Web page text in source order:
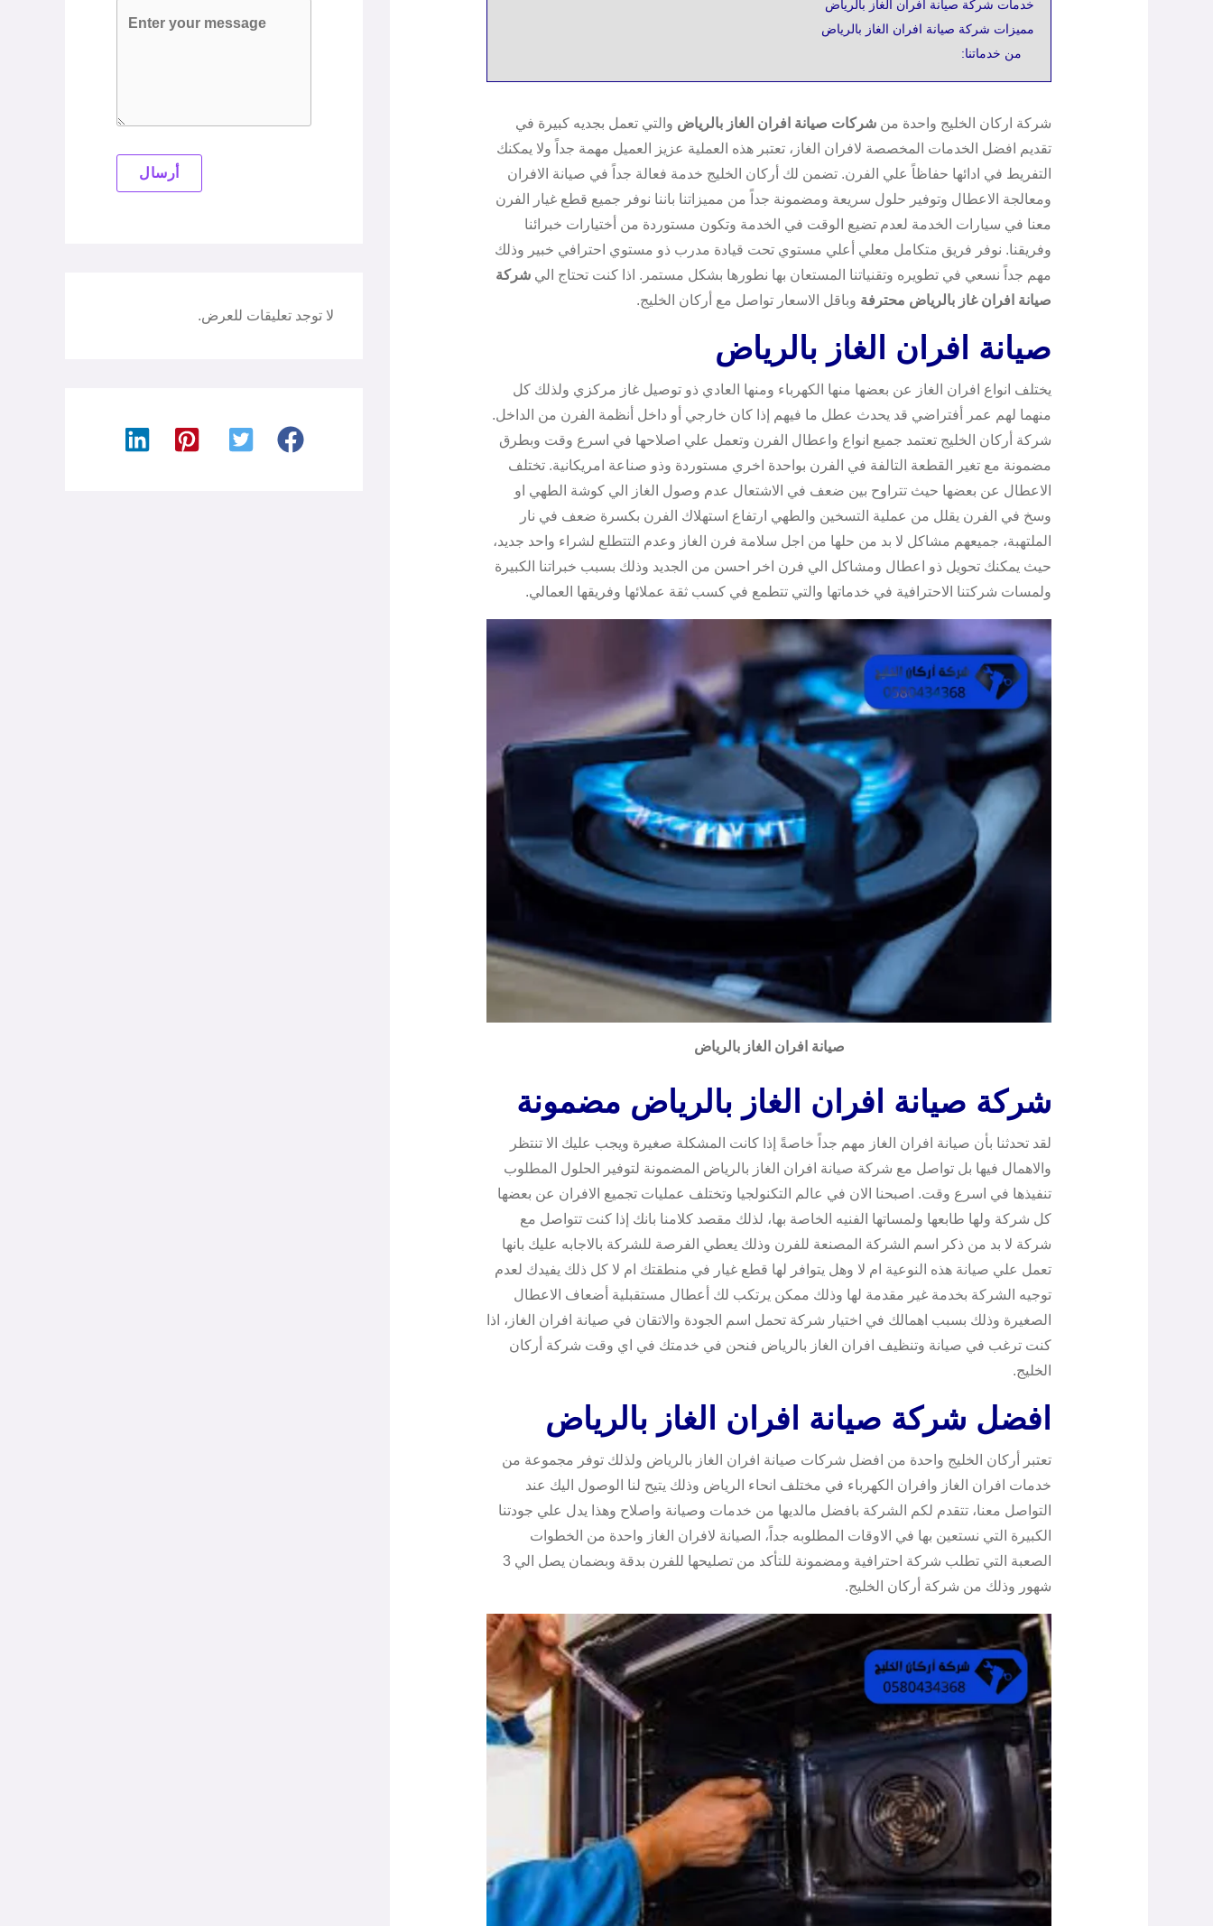
خدمات شركة صيانة افران الغاز بالرياض
مميزات شركة صيانة افران الغاز بالرياض
من خدماتنا:
شركة اركان الخليج واحدة من شركات صيانة افران الغاز بالرياض والتي تعمل بجديه كبيرة في
تقديم افضل الخدمات المخصصة لافران الغاز، تعتبر هذه العملية عزيز العميل مهمة جداً ولا يمكنك
التفريط في ادائها حفاظاً علي الفرن. تضمن لك أركان الخليج خدمة فعالة جداً في صيانة الافران
ومعالجة الاعطال وتوفير حلول سريعة ومضمونة جداً من مميزاتنا باننا نوفر جميع قطع غيار الفرن
معنا في سيارات الخدمة لعدم تضيع الوقت في الخدمة وتكون مستوردة من أختيارات خبرائنا
وفريقنا. نوفر فريق متكامل معلي أعلي مستوي تحت قيادة مدرب ذو مستوي احترافي خبير وذلك
مهم جداً نسعي في تطويره وتقنياتنا المستعان بها نطورها بشكل مستمر. اذا كنت تحتاج الي شركة
صيانة افران غاز بالرياض محترفة وباقل الاسعار تواصل مع أركان الخليج.
صيانة افران الغاز بالرياض
يختلف انواع افران الغاز عن بعضها منها الكهرباء ومنها العادي ذو توصيل غاز مركزي ولذلك كل
منهما لهم عمر أفتراضي قد يحدث عطل ما فيهم إذا كان خارجي أو داخل أنظمة الفرن من الداخل.
شركة أركان الخليج تعتمد جميع انواع واعطال الفرن وتعمل علي اصلاحها في اسرع وقت وبطرق
مضمونة مع تغير القطعة التالفة في الفرن بواحدة اخري مستوردة وذو صناعة امريكانية. تختلف
الاعطال عن بعضها حيث تتراوح بين ضعف في الاشتعال عدم وصول الغاز الي كوشة الطهي او
وسخ في الفرن يقلل من عملية التسخين والطهي ارتفاع استهلاك الفرن بكسرة ضعف في نار
الملتهبة، جميعهم مشاكل لا بد من حلها من اجل سلامة فرن الغاز وعدم التتطلع لشراء واحد جديد،
حيث يمكنك تحويل ذو اعطال ومشاكل الي فرن اخر احسن من الجديد وذلك بسبب خبراتنا الكبيرة
ولمسات شركتنا الاحترافية في خدماتها والتي تتطمع في كسب ثقة عملائها وفريقها العمالي.
صيانة افران الغاز بالرياض
شركة صيانة افران الغاز بالرياض مضمونة
لقد تحدثنا بأن صيانة افران الغاز مهم جداً خاصةً إذا كانت المشكلة صغيرة ويجب عليك الا تنتظر
والاهمال فيها بل تواصل مع شركة صيانة افران الغاز بالرياض المضمونة لتوفير الحلول المطلوب
تنفيذها في اسرع وقت. اصبحنا الان في عالم التكنولجيا وتختلف عمليات تجميع الافران عن بعضها
كل شركة ولها طابعها ولمساتها الفنيه الخاصة بها، لذلك مقصد كلامنا بانك إذا كنت تتواصل مع
شركة لا بد من ذكر اسم الشركة المصنعة للفرن وذلك يعطي الفرصة للشركة بالاجابه عليك بانها
تعمل علي صيانة هذه النوعية ام لا وهل يتوافر لها قطع غيار في منطقتك ام لا كل ذلك يفيدك لعدم
توجيه الشركة بخدمة غير مقدمة لها وذلك ممكن يرتكب لك أعطال مستقبلية أضعاف الاعطال
الصغيرة وذلك بسبب اهمالك في اختيار شركة تحمل اسم الجودة والاتقان في صيانة افران الغاز، اذا
كنت ترغب في صيانة وتنظيف افران الغاز بالرياض فنحن في خدمتك في اي وقت شركة أركان
الخليج.
افضل شركة صيانة افران الغاز بالرياض
تعتبر أركان الخليج واحدة من افضل شركات صيانة افران الغاز بالرياض ولذلك توفر مجموعة من
خدمات افران الغاز وافران الكهرباء في مختلف انحاء الرياض وذلك يتيح لنا الوصول اليك عند
التواصل معنا، تتقدم لكم الشركة بافضل مالديها من خدمات وصيانة واصلاح وهذا يدل علي جودتنا
الكبيرة التي نستعين بها في الاوقات المطلوبه جداً، الصيانة لافران الغاز واحدة من الخطوات
الصعبة التي تطلب شركة احترافية ومضمونة للتأكد من تصليحها للفرن بدقة وبضمان يصل الي 3
شهور وذلك من شركة أركان الخليج.
أرسال
لا توجد تعليقات للعرض.